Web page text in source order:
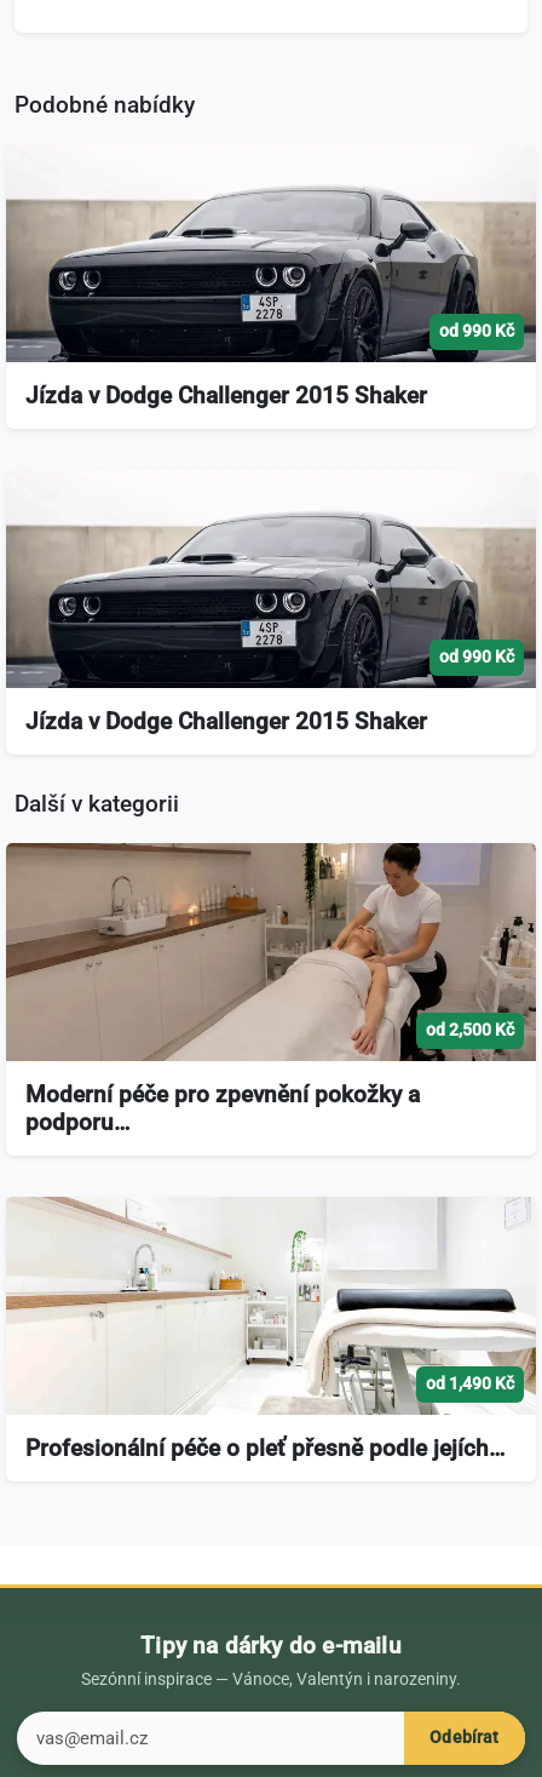
Podobné nabídky
od 990 Kč
Jízda v Dodge Challenger 2015 Shaker
od 990 Kč
Jízda v Dodge Challenger 2015 Shaker
Další v kategorii
od 2,500 Kč
Moderní péče pro zpevnění pokožky a
podporu…
od 1,490 Kč
Profesionální péče o pleť přesně podle jejích…
Tipy na dárky do e-mailu
Sezónní inspirace — Vánoce, Valentýn i narozeniny.
Odebírat